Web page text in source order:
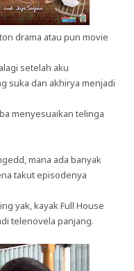
drama atau pun movie
setelah aku
suka dan akhirya menjadi
menyesuaikan telinga
mana ada banyak
takut episodenya
yak, kayak Full House
telenovela panjang.